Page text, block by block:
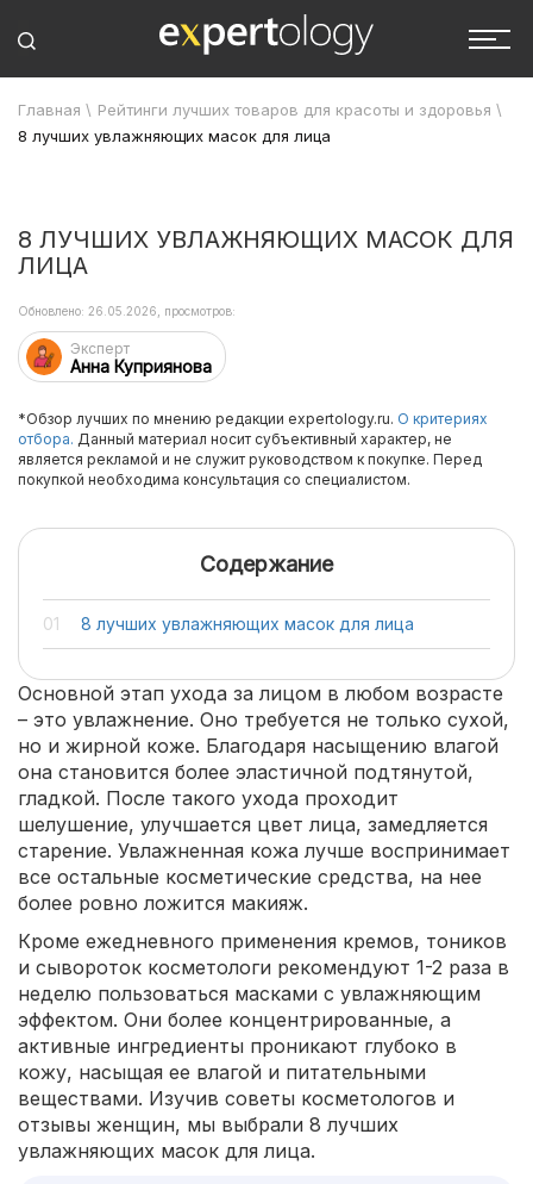
Главная \ Рейтинги лучших товаров для красоты и здоровья \
8 лучших увлажняющих масок для лица
8 ЛУЧШИХ УВЛАЖНЯЮЩИХ МАСОК ДЛЯ
ЛИЦА
Эксперт
Анна Куприянова
Обновлено: 26.05.2026, просмотров:
*Обзор лучших по мнению редакции expertology.ru. О критериях
отбора. Данный материал носит субъективный характер, не
является рекламой и не служит руководством к покупке. Перед
покупкой необходима консультация со специалистом.
Содержание
8 лучших увлажняющих масок для лица
Основной этап ухода за лицом в любом возрасте
– это увлажнение. Оно требуется не только сухой,
но и жирной коже. Благодаря насыщению влагой
она становится более эластичной подтянутой,
гладкой. После такого ухода проходит
шелушение, улучшается цвет лица, замедляется
старение. Увлажненная кожа лучше воспринимает
все остальные косметические средства, на нее
более ровно ложится макияж.
Кроме ежедневного применения кремов, тоников
и сывороток косметологи рекомендуют 1-2 раза в
неделю пользоваться масками с увлажняющим
эффектом. Они более концентрированные, а
активные ингредиенты проникают глубоко в
кожу, насыщая ее влагой и питательными
веществами. Изучив советы косметологов и
отзывы женщин, мы выбрали 8 лучших
увлажняющих масок для лица.